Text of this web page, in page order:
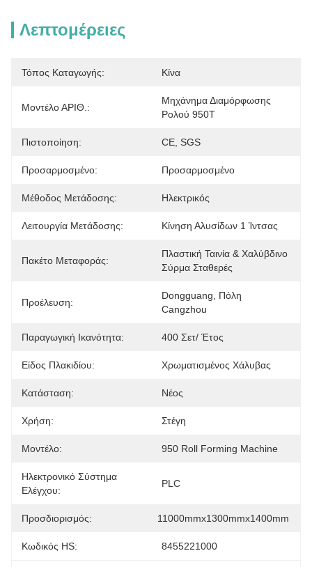
Λεπτομέρειες
Τόπος Καταγωγής: Κίνα
Μοντέλο ΑΡΙΘ.:
Μηχάνημα Διαμόρφωσης
Ρολού 950T
Πιστοποίηση: CE, SGS
Προσαρμοσμένο: Προσαρμοσμένο
Μέθοδος Μετάδοσης: Ηλεκτρικός
Λειτουργία Μετάδοσης: Κίνηση Αλυσίδων 1 Ίντσας
Πακέτο Μεταφοράς:
Πλαστική Ταινία & Χαλύβδινο
Σύρμα Σταθερές
Προέλευση:
Dongguang, Πόλη
Cangzhou
Παραγωγική Ικανότητα: 400 Σετ/ Έτος
Είδος Πλακιδίου: Χρωματισμένος Χάλυβας
Κατάσταση: Νέος
Χρήση: Στέγη
Μοντέλο: 950 Roll Forming Machine
Ηλεκτρονικό Σύστημα
Ελέγχου:
PLC
Προσδιορισμός: 11000mmx1300mmx1400mm
Κωδικός HS: 8455221000